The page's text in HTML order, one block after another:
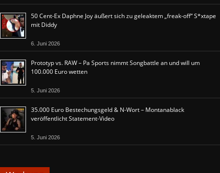
50 Cent-Ex Daphne Joy äußert sich zu geleaktem „freak-off“ S*xtape
mit Diddy
6. Juni 2026
Prototyp vs. RAW – Pa Sports nimmt Songbattle an und will um
100.000 Euro wetten
5. Juni 2026
35.000 Euro Bestechungsgeld & N-Wort – Montanablack
veröffentlicht Statement-Video
5. Juni 2026